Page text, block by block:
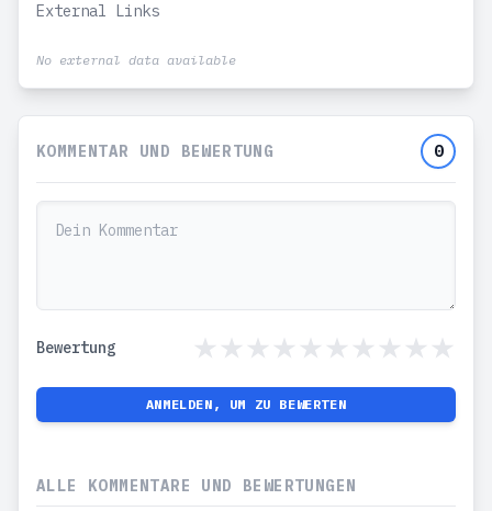
External Links
No external data available
KOMMENTAR UND BEWERTUNG 0
Bewertung
ANMELDEN, UM ZU BEWERTEN
ALLE KOMMENTARE UND BEWERTUNGEN